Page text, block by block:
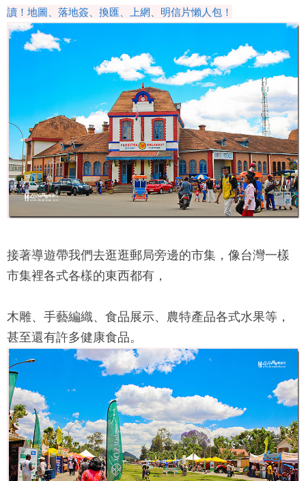
讀！地圖、落地簽、換匯、上網、明信片懶人包！
接著導遊帶我們去逛逛郵局旁邊的市集，像台灣一樣
市集裡各式各樣的東西都有，
木雕、手藝編織、食品展示、農特產品各式水果等，
甚至還有許多健康食品。